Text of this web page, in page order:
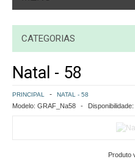
A EMPRESA
CONTATO
COMO COMPRAR
POLÍTICA DE FRETE
CATEGORIAS
Natal - 58
PRINCIPAL NATAL - 58
Modelo: GRAF_Na58 Disponibilidade:
Produto